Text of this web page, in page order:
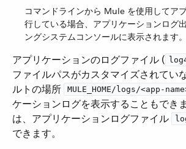
コマンドラインから Mule を使用してア
行している場合、アプリケーションログ
ングシステムコンソールに表示されます。
アプリケーションのログファイル (​
ファイルパスがカスタマイズされてい
ルトの場所 ​
MULE_HOME/logs/<app-
ケーションログを表示することもでき
は、アプリケーションログファイル ​
できます。